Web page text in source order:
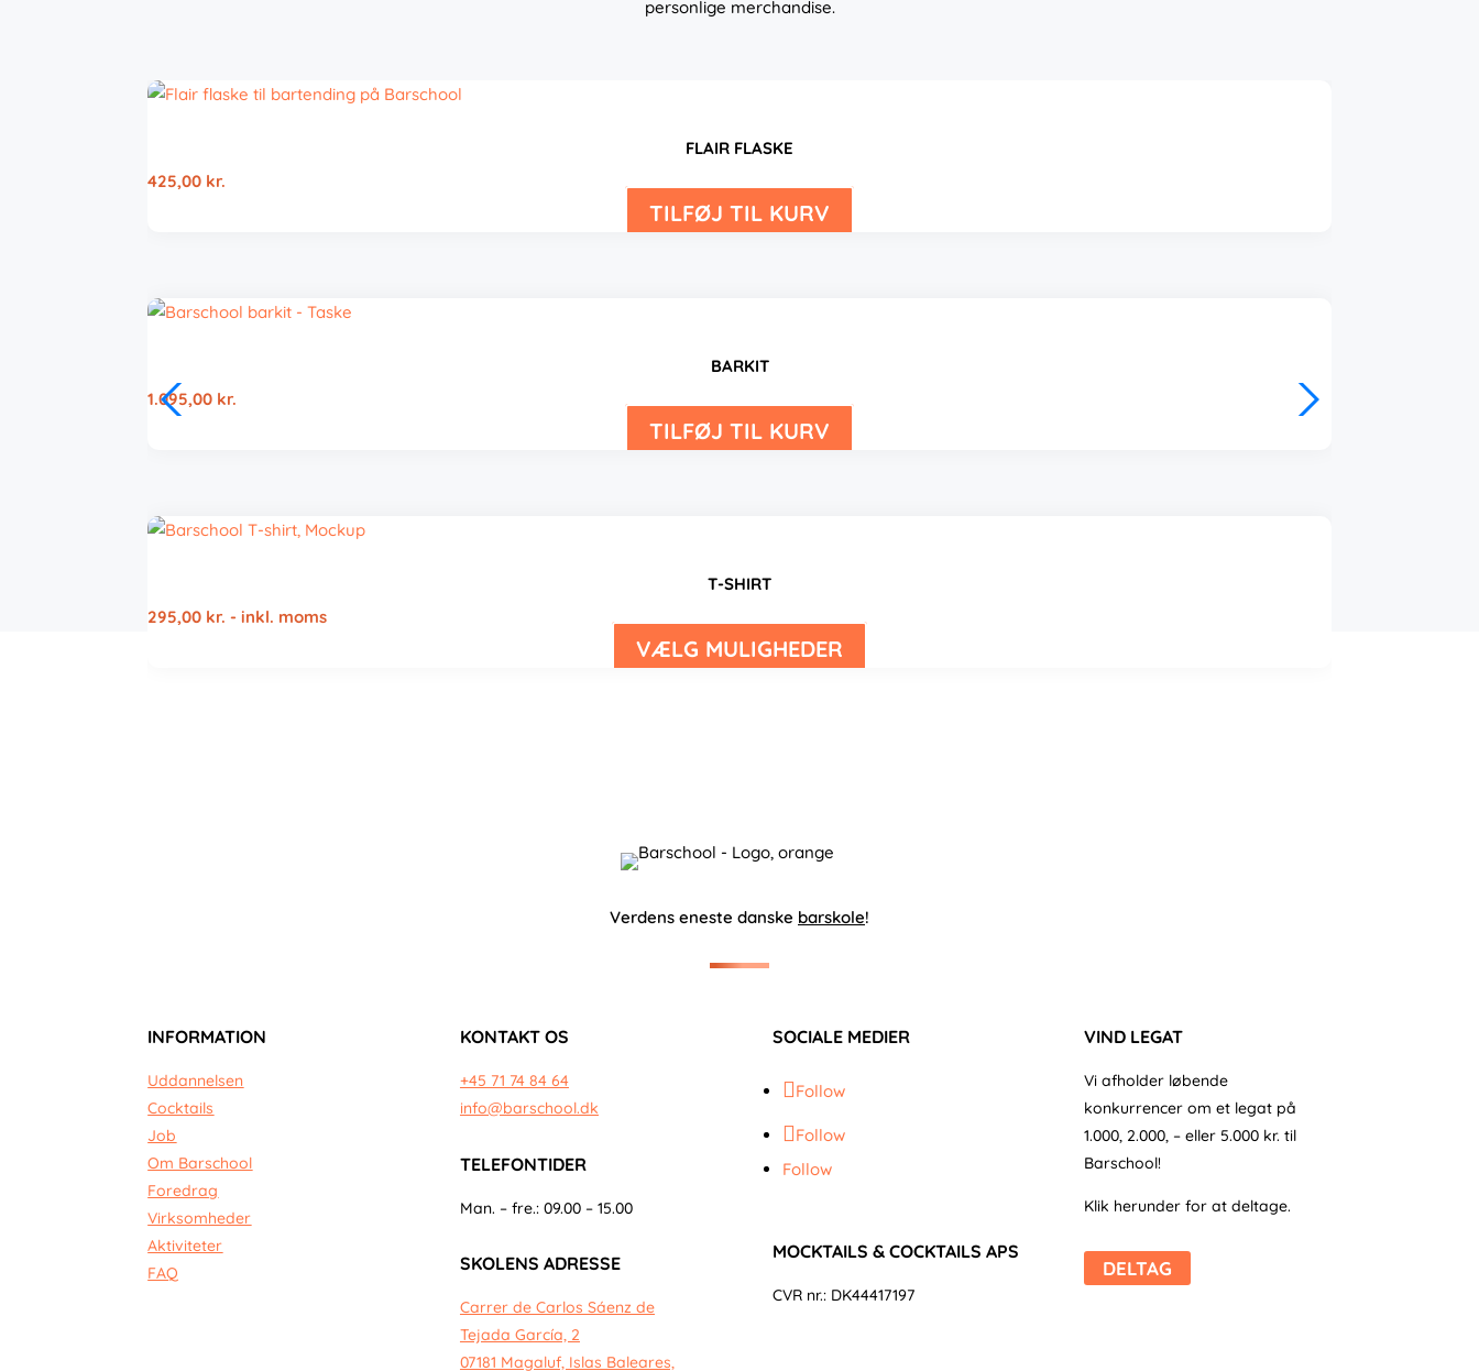
personlige merchandise.
FLAIR FLASKE
425,00 kr.
TILFØJ TIL KURV
BARKIT
1.095,00 kr.
TILFØJ TIL KURV
T-SHIRT
295,00 kr. - inkl. moms
VÆLG MULIGHEDER
Verdens eneste danske barskole!
INFORMATION
Uddannelsen
Cocktails
Job
Om Barschool
Foredrag
Virksomheder
Aktiviteter
FAQ
KONTAKT OS
+45 71 74 84 64
info@barschool.dk
TELEFONTIDER
Man. – fre.: 09.00 – 15.00
SKOLENS ADRESSE
Carrer de Carlos Sáenz de
Tejada García, 2
07181 Magaluf, Islas Baleares,
SOCIALE MEDIER
Follow
Follow
Follow
MOCKTAILS & COCKTAILS APS
CVR nr.: DK44417197
VIND LEGAT
Vi afholder løbende
konkurrencer om et legat på
1.000, 2.000, – eller 5.000 kr. til
Barschool!
Klik herunder for at deltage.
DELTAG